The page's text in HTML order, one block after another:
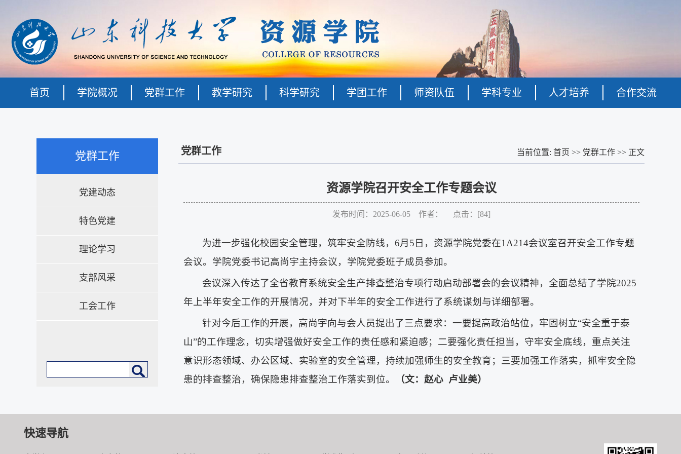
首页 学院概况 党群工作 教学研究 科学研究 学团工作 师资队伍 学科专业 人才培养 合作交流
党群工作
党建动态
特色党建
理论学习
支部风采
工会工作
党群工作 当前位置: 首页 >> 党群工作 >> 正文
资源学院召开安全工作专题会议
发布时间：2025-06-05 作者： 点击：[84]
为进一步强化校园安全管理，筑牢安全防线，6月5日，资源学院党委在1A214会议室召开安全工作专题
会议。学院党委书记高尚宇主持会议，学院党委班子成员参加。
会议深入传达了全省教育系统安全生产排查整治专项行动启动部署会的会议精神，全面总结了学院2025
年上半年安全工作的开展情况，并对下半年的安全工作进行了系统谋划与详细部署。
针对今后工作的开展，高尚宇向与会人员提出了三点要求：一要提高政治站位，牢固树立“安全重于泰
山”的工作理念，切实增强做好安全工作的责任感和紧迫感；二要强化责任担当，守牢安全底线，重点关注
意识形态领域、办公区域、实验室的安全管理，持续加强师生的安全教育；三要加强工作落实，抓牢安全隐
患的排查整治，确保隐患排查整治工作落实到位。
（文：赵心 卢业美）
快速导航